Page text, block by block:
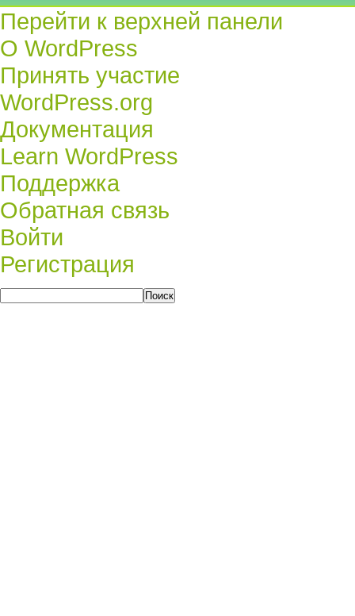
Перейти к верхней панели
О
WordPress
О WordPress
Принять участие
WordPress.org
Документация
Learn WordPress
Поддержка
Обратная связь
Войти
Регистрация
Поиск